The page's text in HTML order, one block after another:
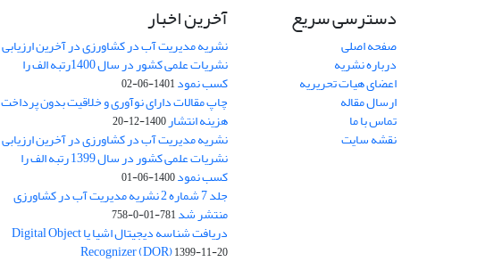
دسترسی سریع
صفحه اصلی
درباره نشریه
اعضای هیات تحریریه
ارسال مقاله
تماس با ما
نقشه سایت
آخرین اخبار
نشریه مدیریت آب در کشاورزی در آخرین ارزیابی
نشریات علمی کشور در سال 1400رتبه الف را
کسب نمود1401-06-02
چاپ مقالات دارای نوآوری و خلاقیت بدون پرداخت
هزینه انتشار1400-12-20
نشریه مدیریت آب در کشاورزی در آخرین ارزیابی
نشریات علمی کشور در سال 1399 رتبه الف را
کسب نمود1400-06-01
جلد 7 شماره 2 نشریه مدیریت آب در کشاورزی
منتشر شد781-01-0-758
دریافت شناسه دیجیتال اشیا یا Digital Object
Recognizer (DOR)1399-11-20